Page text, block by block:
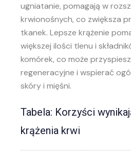
ugniatanie, pomagają w
krwionośnych, co zwiększa
tkanek. Lepsze krążenie
większej ilości tlenu i
komórek, co może
regeneracyjne i wspierać
skóry i mięśni.
Tabela: Korzyści
krążenia krwi